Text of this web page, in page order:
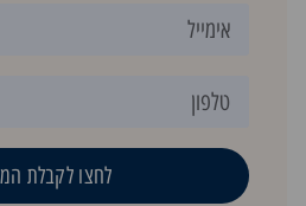
לחצו לקבלת